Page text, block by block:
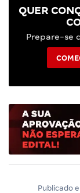
QUER
Prepare-se
Publicado